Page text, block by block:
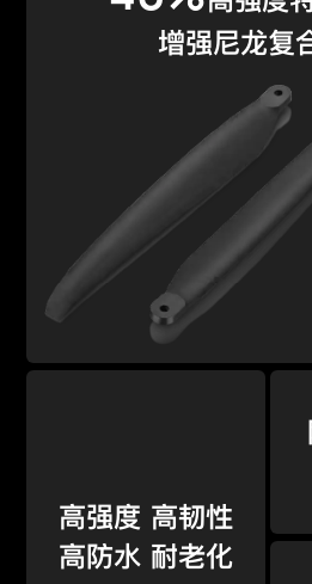
增强尼龙复
高强度 高韧性
高防水 耐老化